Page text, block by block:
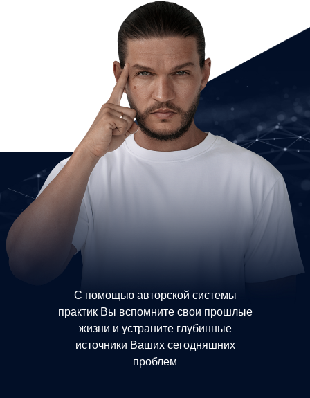
С помощью авторской системы
практик Вы вспомните свои прошлые
жизни и устраните глубинные
источники Ваших сегодняшних
проблем